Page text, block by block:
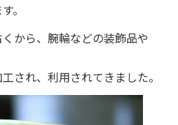
。
から、腕輪などの装飾品や
され、利用されてきました。